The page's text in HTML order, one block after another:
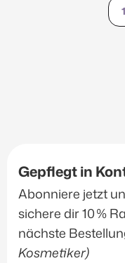
1
Gepflegt in
Abonniere jetzt
sichere dir 10 %
nächste
Kosmetiker)